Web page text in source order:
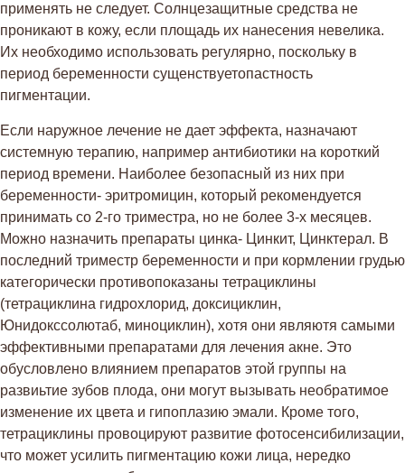
применять не следует. Солнцезащитные средства не
проникают в кожу, если площадь их нанесения невелика.
Их необходимо использовать регулярно, поскольку в
период беременности сущенствуетопастность
пигментации.
Если наружное лечение не дает эффекта, назначают
системную терапию, например антибиотики на короткий
период времени. Наиболее безопасный из них при
беременности- эритромицин, который рекомендуется
принимать со 2-го триместра, но не более 3-х месяцев.
Можно назначить препараты цинка- Цинкит, Цинктерал. В
последний триместр беременности и при кормлении грудью
категорически противопоказаны тетрациклины
(тетрациклина гидрохлорид, доксициклин,
Юнидокссолютаб, миноциклин), хотя они являютя самыми
эффективными препаратами для лечения акне. Это
обусловлено влиянием препаратов этой группы на
развиьтие зубов плода, они могут вызывать необратимое
изменение их цвета и гипоплазию эмали. Кроме того,
тетрациклины провоцируют развитие фотосенсибилизации,
что может усилить пигментацию кожи лица, нередко